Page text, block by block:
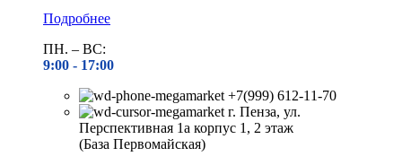
Подробнее
ПН. – ВС:
9:00 - 17:00
+7(999) 612-11-70
г. Пенза, ул.
Перспективная 1а корпус 1, 2 этаж
(База Первомайская)